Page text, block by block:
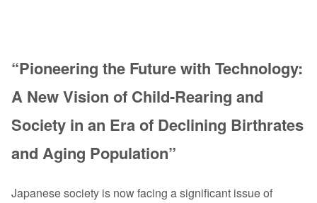
“Pioneering the Future with Technology:
A New Vision of Child-Rearing and
Society in an Era of Declining Birthrates
and Aging Population”
Japanese society is now facing a significant issue of